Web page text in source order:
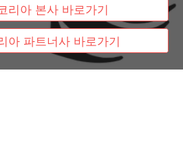
리아 본사 바로가기
아 파트너사 바로가기